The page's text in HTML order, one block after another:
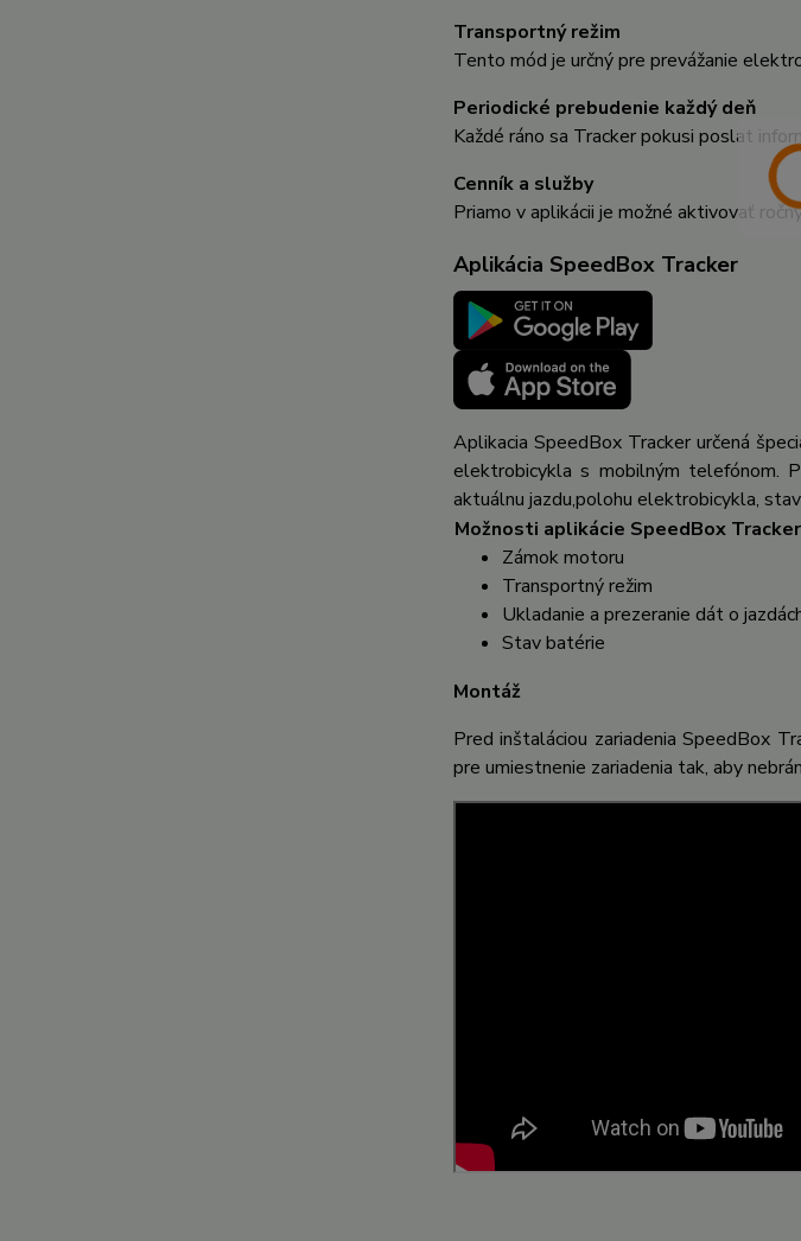
Transportný režim
Tento mód je určný pre prevážanie
Periodické prebudenie každý deň
Každé ráno sa Tracker pokusi poslat
Cenník a služby
Priamo v aplikácii je možné aktivovať
Aplikácia SpeedBox Tracker
Aplikacia SpeedBox Tracker určená
elektrobicykla s mobilným telefónom.
aktuálnu jazdu,polohu elektrobicykla,
Možnosti aplikácie SpeedBox
Zámok motoru
Transportný režim
Ukladanie a prezeranie dát o
Stav batérie
Montáž
Pred inštaláciou zariadenia SpeedBox
pre umiestnenie zariadenia tak, aby